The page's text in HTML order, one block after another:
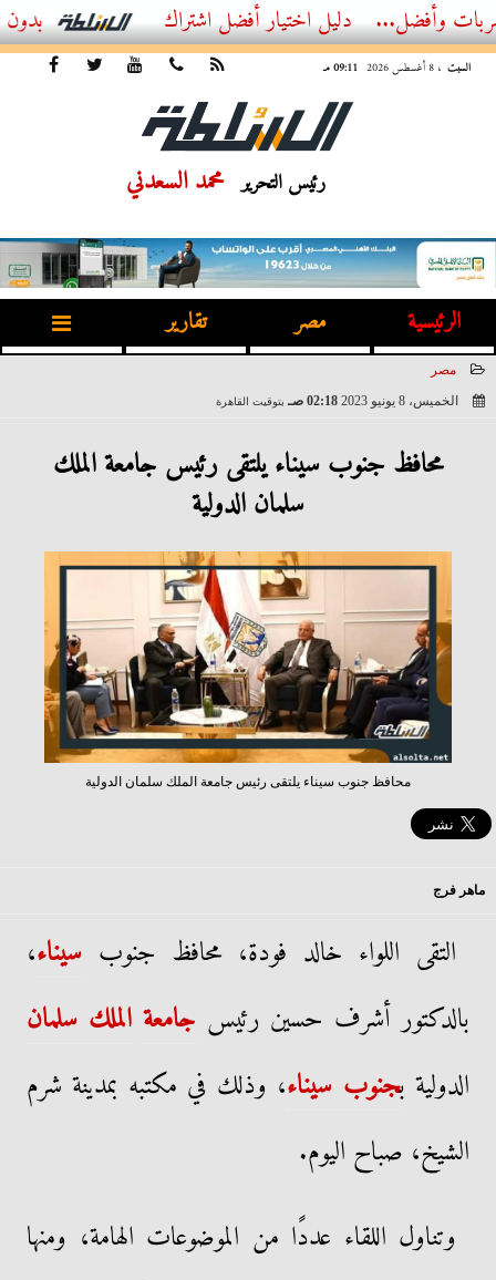
أفضل اشتراك IPTV بدون تقطيع 2026 – دليل المشاهد العصري
السبت ، 8 أغسطس 2026 09:11 مـ
رئيس التحرير محمد السعدني
الرئيسية مصر تقارير
مصر
الخميس، 8 يونيو 2023
02:18 صـ بتوقيت القاهرة
محافظ جنوب سيناء يلتقى رئيس جامعة الملك
سلمان الدولية
محافظ جنوب سيناء يلتقى رئيس جامعة الملك سلمان الدولية
ماهر فرج
التقى اللواء خالد فودة، محافظ جنوب سيناء،
بالدكتور أشرف حسين رئيس جامعة الملك سلمان
الدولية بجنوب سيناء، وذلك في مكتبه بمدينة شرم
الشيخ، صباح اليوم.
وتناول اللقاء عددًا من الموضوعات الهامة، ومنها